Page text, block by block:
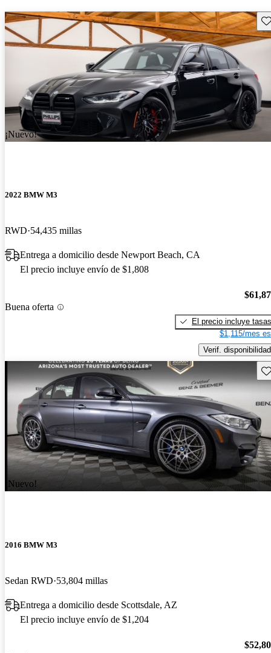
¡Nuevo!
2022 BMW M3
RWD 54,435 millas
Entrega a domicilio desde Newport Beach, CA
El precio incluye envío de $1,808
Buena oferta
El precio incluye tasas
$1,115/mes
Verif. disponibilidad
¡Nuevo!
2016 BMW M3
Sedan RWD 53,804 millas
Entrega a domicilio desde Scottsdale, AZ
El precio incluye envío de $1,204